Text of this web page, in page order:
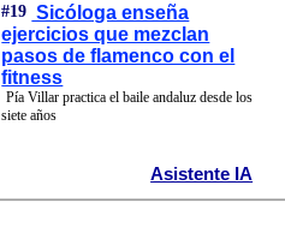
#19 Sicóloga enseña
ejercicios que mezclan
pasos de flamenco con el
fitness
Pía Villar practica el baile andaluz desde los
siete años
Asistente IA